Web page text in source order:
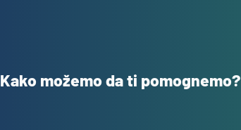
Kako možemo da ti pomognemo?